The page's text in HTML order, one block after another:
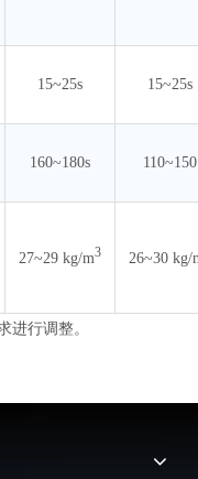
15~25s 15~25s
160~180s 110~150
27~29 kg/m3 26~30 kg/
进行调整。